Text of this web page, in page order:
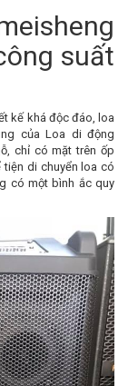
suất
kế khá độc đáo, loa
của Loa di động
chỉ có mặt trên ốp
di chuyển loa có
có một bình ắc quy